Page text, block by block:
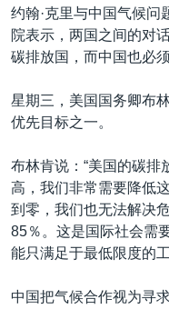
重要讲话与声明
台海两岸关系
关注西藏
GEN Z 看美国
其他语言网站
约翰·克里与中国气候问
院表示，两国之间的对
碳排放国，而中国也必
星期三，美国国务卿布
优先目标之一。
布林肯说：“美国的碳排
高，我们非常需要降低
到零，我们也无法解决
85％。这是国际社会需
能只满足于最低限度的
中国把气候合作视为寻